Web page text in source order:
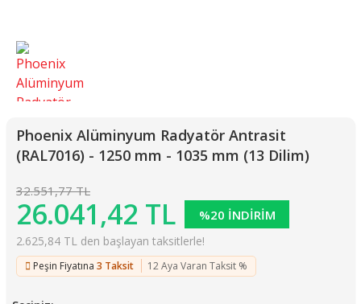
Phoenix Alüminyum Radyatör Antrasit
(RAL7016) - 1250 mm - 1035 mm (13 Dilim)
32.551,77 TL
26.041,42 TL %20 İNDİRİM
2.625,84 TL den başlayan taksitlerle!
Peşin Fiyatına 3 Taksit 12 Aya Varan Taksit %